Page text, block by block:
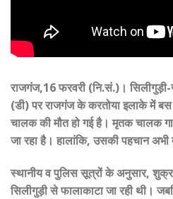
राजगंज,16 फरवरी (नि.सं.)। सिलीगुड़ी-
(डी) पर राजगंज के करतोया इलाके में
चालक की मौत हो गई है। मृतक चालक
जा रहा है। हालांकि, उसकी पहचान अभी
स्थानीय व पुलिस सूत्रों के अनुसार,
सिलीगुड़ी से फालाकाटा जा रही थी।